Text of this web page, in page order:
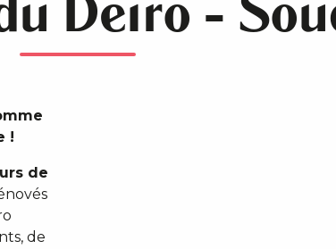
Deiro -
!
de
de